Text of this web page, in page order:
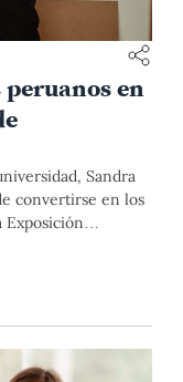
peruanos en
Sandra
convertirse en los
Exposición
de Venecia 2018.